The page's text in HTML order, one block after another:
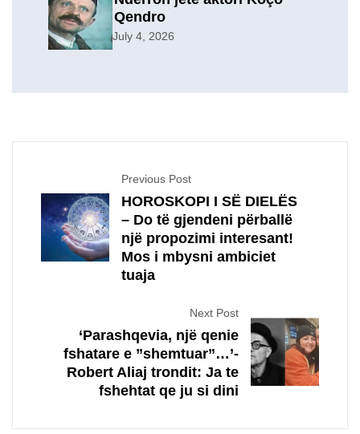
Qendro
July 4, 2026
Previous Post
HOROSKOPI I SË DIELËS
– Do të gjendeni përballë
një propozimi interesant!
Mos i mbysni ambiciet
tuaja
Next Post
‘Parashqevia, një qenie
fshatare e ”shemtuar”…’-
Robert Aliaj trondit: Ja te
fshehtat qe ju si dini